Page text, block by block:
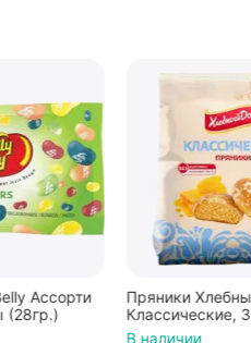
Пряники Хлебный Дом
Классические, 300 г
В наличии